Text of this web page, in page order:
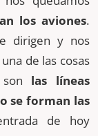
los aviones.
dirigen y nos
de las cosas
las líneas
se forman las
de hoy